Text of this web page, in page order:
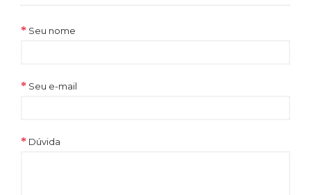
Seu nome
Seu e-mail
Dúvida